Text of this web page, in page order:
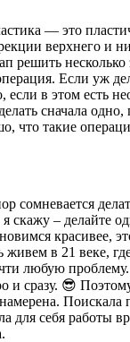
— это
верхнего и
решить несколько
Если уж
если в этом есть
сначала одно,
что такие
сомневается
скажу – делайте
красивее,
в 21 веке,
любую
и сразу. 😎
для себя работы